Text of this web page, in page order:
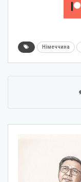
Німеччина